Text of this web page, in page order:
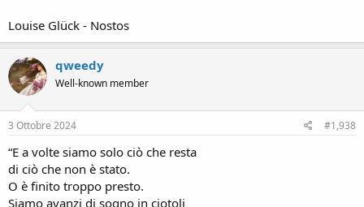
Louise Glück - Nostos
qweedy
Well-known member
3 Ottobre 2024 #1,938
“E a volte siamo solo ciò che resta
di ciò che non è stato.
O è finito troppo presto.
Siamo avanzi di sogno in ciotoli